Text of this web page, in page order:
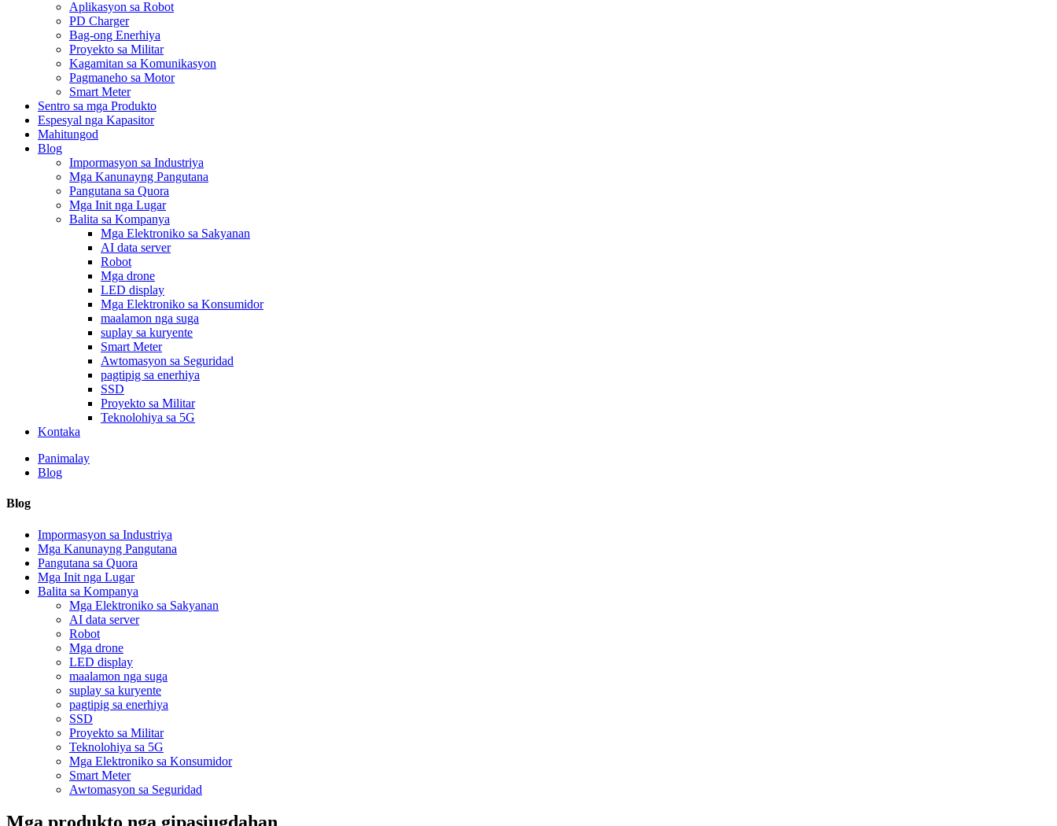
Aplikasyon sa Robot
PD Charger
Bag-ong Enerhiya
Proyekto sa Militar
Kagamitan sa Komunikasyon
Pagmaneho sa Motor
Smart Meter
Sentro sa mga Produkto
Espesyal nga Kapasitor
Mahitungod
Blog
Impormasyon sa Industriya
Mga Kanunayng Pangutana
Pangutana sa Quora
Mga Init nga Lugar
Balita sa Kompanya
Mga Elektroniko sa Sakyanan
AI data server
Robot
Mga drone
LED display
Mga Elektroniko sa Konsumidor
maalamon nga suga
suplay sa kuryente
Smart Meter
Awtomasyon sa Seguridad
pagtipig sa enerhiya
SSD
Proyekto sa Militar
Teknolohiya sa 5G
Kontaka
Panimalay
Blog
Blog
Impormasyon sa Industriya
Mga Kanunayng Pangutana
Pangutana sa Quora
Mga Init nga Lugar
Balita sa Kompanya
Mga Elektroniko sa Sakyanan
AI data server
Robot
Mga drone
LED display
maalamon nga suga
suplay sa kuryente
pagtipig sa enerhiya
SSD
Proyekto sa Militar
Teknolohiya sa 5G
Mga Elektroniko sa Konsumidor
Smart Meter
Awtomasyon sa Seguridad